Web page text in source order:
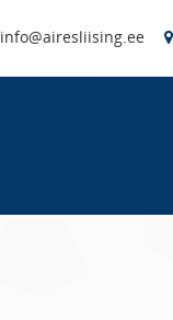
info@airesliising.ee